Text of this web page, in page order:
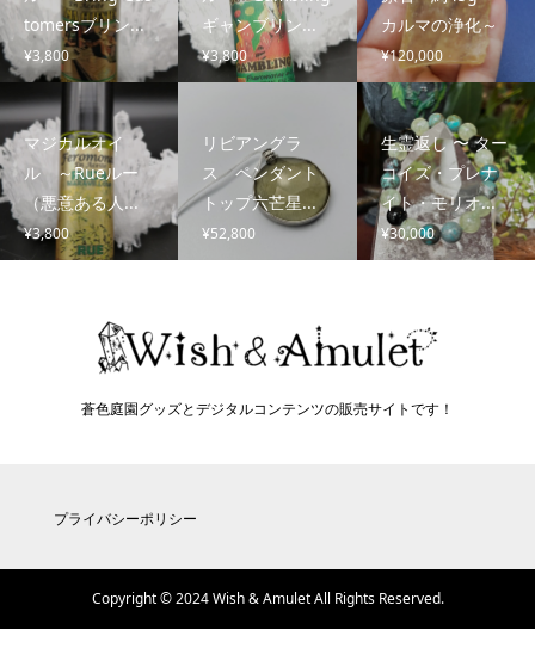
tomersブリン...
¥3,800
ギャンブリン...
¥3,800
カルマの浄化～
¥120,000
マジカルオイ
ル ～Rueルー
（悪意ある人...
¥3,800
リビアングラ
ス ペンダント
トップ六芒星...
¥52,800
生霊返し 〜 ター
コイズ・プレナ
イト・モリオ...
¥30,000
蒼色庭園グッズとデジタルコンテンツの販売サイトです！
プライバシーポリシー
Copyright © 2024 Wish & Amulet All Rights Reserved.